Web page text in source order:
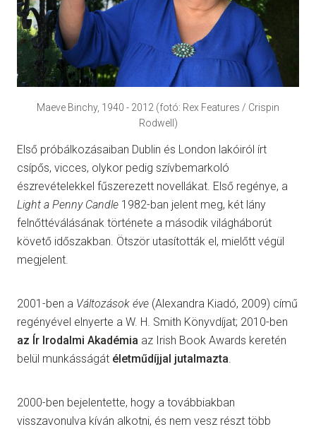
Maeve Binchy, 1940 - 2012 (fotó: Rex Features / Crispin
Rodwell)
Első próbálkozásaiban Dublin és London lakóiról írt
csípős, vicces, olykor pedig szívbemarkoló
észrevételekkel fűszerezett novellákat. Első regénye, a
Light a Penny Candle 1982-ban jelent meg, két lány
felnőttéválásának története a második világháborút
követő időszakban. Ötször utasították el, mielőtt végül
megjelent.
2001-ben a Változások éve (Alexandra Kiadó, 2009) című
regényével elnyerte a W. H. Smith Könyvdíjat; 2010-ben
az Ír Irodalmi Akadémia az Irish Book Awards keretén
belül munkásságát életműdíjjal jutalmazta.
2000-ben bejelentette, hogy a továbbiakban
visszavonulva kíván alkotni, és nem vesz részt több